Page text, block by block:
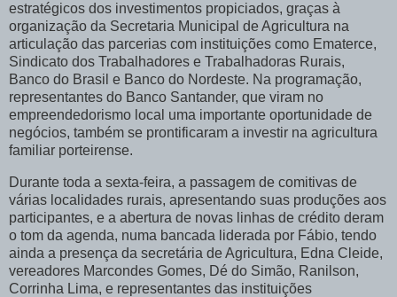
estratégicos dos investimentos propiciados, graças à
organização da Secretaria Municipal de Agricultura na
articulação das parcerias com instituições como Ematerce,
Sindicato dos Trabalhadores e Trabalhadoras Rurais,
Banco do Brasil e Banco do Nordeste. Na programação,
representantes do Banco Santander, que viram no
empreendedorismo local uma importante oportunidade de
negócios, também se prontificaram a investir na agricultura
familiar porteirense.
Durante toda a sexta-feira, a passagem de comitivas de
várias localidades rurais, apresentando suas produções aos
participantes, e a abertura de novas linhas de crédito deram
o tom da agenda, numa bancada liderada por Fábio, tendo
ainda a presença da secretária de Agricultura, Edna Cleide,
vereadores Marcondes Gomes, Dé do Simão, Ranilson,
Corrinha Lima, e representantes das instituições